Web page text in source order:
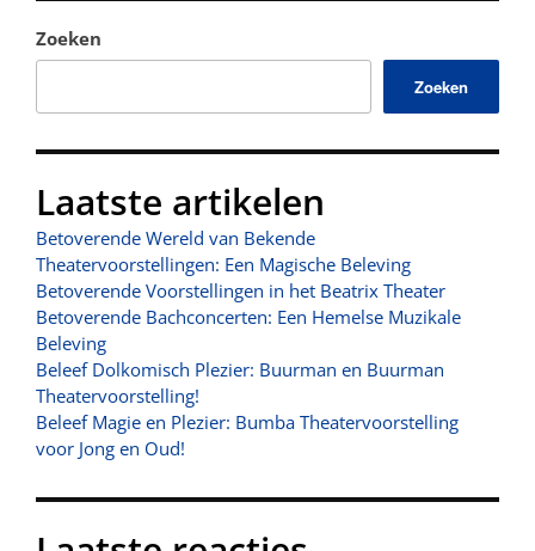
Zoeken
Zoeken
Laatste artikelen
Betoverende Wereld van Bekende
Theatervoorstellingen: Een Magische Beleving
Betoverende Voorstellingen in het Beatrix Theater
Betoverende Bachconcerten: Een Hemelse Muzikale
Beleving
Beleef Dolkomisch Plezier: Buurman en Buurman
Theatervoorstelling!
Beleef Magie en Plezier: Bumba Theatervoorstelling
voor Jong en Oud!